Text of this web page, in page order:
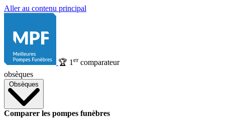
Aller au contenu principal
🏆 1 ercomparateur
obsèques
Obsèques
Comparer les pompes funèbres